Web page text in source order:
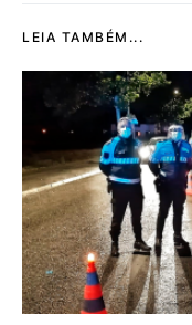
LEIA TAMBÉM...